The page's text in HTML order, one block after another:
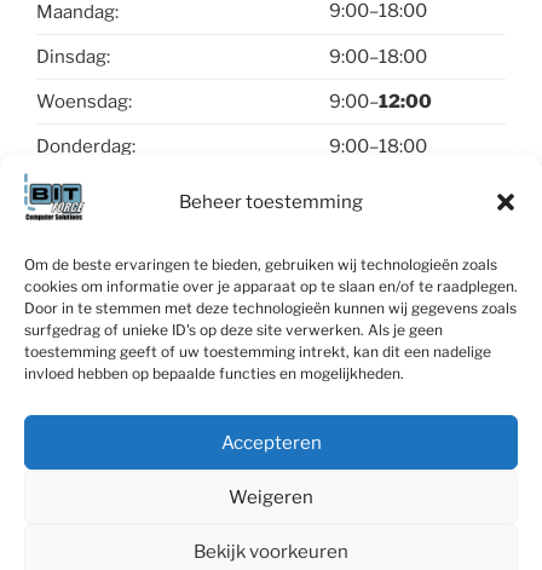
Beheer toestemming
Om de beste ervaringen te bieden, gebruiken wij technologieën zoals
cookies om informatie over je apparaat op te slaan en/of te raadplegen.
Door in te stemmen met deze technologieën kunnen wij gegevens zoals
surfgedrag of unieke ID's op deze site verwerken. Als je geen
toestemming geeft of uw toestemming intrekt, kan dit een nadelige
invloed hebben op bepaalde functies en mogelijkheden.
Accepteren
Weigeren
Bekijk voorkeuren
Maandag: 9:00–18:00
Dinsdag: 9:00–18:00
Woensdag: 9:00–12:00
Donderdag: 9:00–18:00
Vrijdag: 9:00–18:00
Contact
WhatsApp
BIT Force - Computer Solutions (c) 2000-